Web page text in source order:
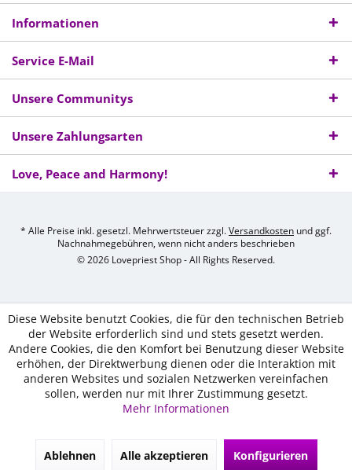
Informationen
Service E-Mail
Unsere Communitys
Unsere Zahlungsarten
Love, Peace and Harmony!
* Alle Preise inkl. gesetzl. Mehrwertsteuer zzgl.Versandkosten und ggf.
Nachnahmegebühren, wenn nicht anders beschrieben
© 2026 Lovepriest Shop - All Rights Reserved.
Diese Website benutzt Cookies, die für den technischen Betrieb
der Website erforderlich sind und stets gesetzt werden.
Andere Cookies, die den Komfort bei Benutzung dieser Website
erhöhen, der Direktwerbung dienen oder die Interaktion mit
anderen Websites und sozialen Netzwerken vereinfachen
sollen, werden nur mit Ihrer Zustimmung gesetzt.
Mehr Informationen
Ablehnen Alle akzeptieren Konfigurieren